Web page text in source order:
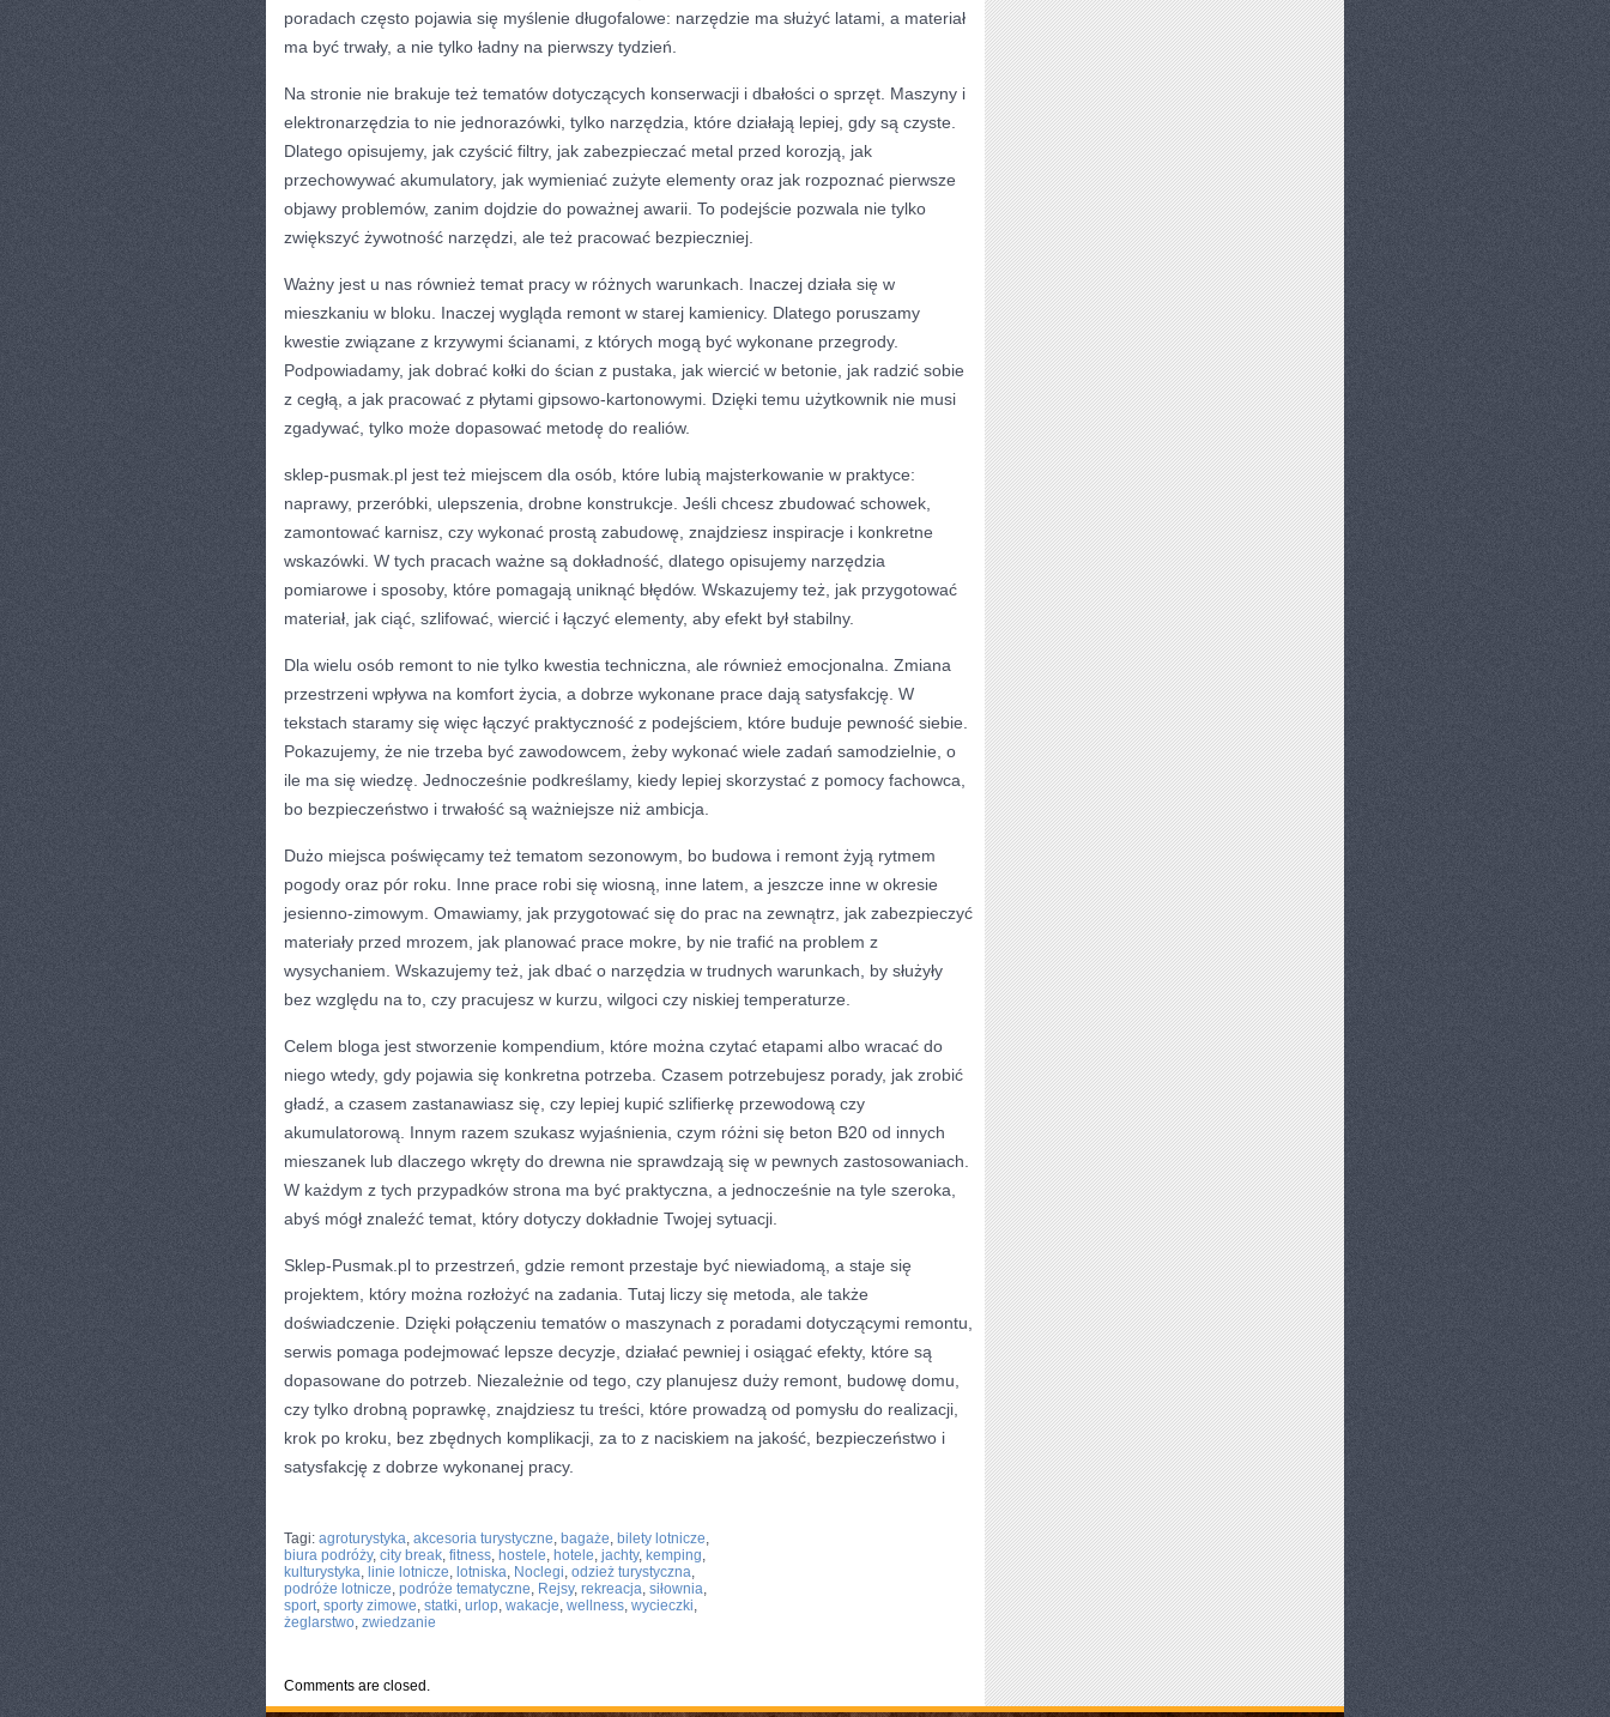
poradach często pojawia się myślenie długofalowe: narzędzie ma służyć latami, a materiał
ma być trwały, a nie tylko ładny na pierwszy tydzień.
Na stronie nie brakuje też tematów dotyczących konserwacji i dbałości o sprzęt. Maszyny i
elektronarzędzia to nie jednorazówki, tylko narzędzia, które działają lepiej, gdy są czyste.
Dlatego opisujemy, jak czyścić filtry, jak zabezpieczać metal przed korozją, jak
przechowywać akumulatory, jak wymieniać zużyte elementy oraz jak rozpoznać pierwsze
objawy problemów, zanim dojdzie do poważnej awarii. To podejście pozwala nie tylko
zwiększyć żywotność narzędzi, ale też pracować bezpieczniej.
Ważny jest u nas również temat pracy w różnych warunkach. Inaczej działa się w
mieszkaniu w bloku. Inaczej wygląda remont w starej kamienicy. Dlatego poruszamy
kwestie związane z krzywymi ścianami, z których mogą być wykonane przegrody.
Podpowiadamy, jak dobrać kołki do ścian z pustaka, jak wiercić w betonie, jak radzić sobie
z cegłą, a jak pracować z płytami gipsowo-kartonowymi. Dzięki temu użytkownik nie musi
zgadywać, tylko może dopasować metodę do realiów.
sklep-pusmak.pl jest też miejscem dla osób, które lubią majsterkowanie w praktyce:
naprawy, przeróbki, ulepszenia, drobne konstrukcje. Jeśli chcesz zbudować schowek,
zamontować karnisz, czy wykonać prostą zabudowę, znajdziesz inspiracje i konkretne
wskazówki. W tych pracach ważne są dokładność, dlatego opisujemy narzędzia
pomiarowe i sposoby, które pomagają uniknąć błędów. Wskazujemy też, jak przygotować
materiał, jak ciąć, szlifować, wiercić i łączyć elementy, aby efekt był stabilny.
Dla wielu osób remont to nie tylko kwestia techniczna, ale również emocjonalna. Zmiana
przestrzeni wpływa na komfort życia, a dobrze wykonane prace dają satysfakcję. W
tekstach staramy się więc łączyć praktyczność z podejściem, które buduje pewność siebie.
Pokazujemy, że nie trzeba być zawodowcem, żeby wykonać wiele zadań samodzielnie, o
ile ma się wiedzę. Jednocześnie podkreślamy, kiedy lepiej skorzystać z pomocy fachowca,
bo bezpieczeństwo i trwałość są ważniejsze niż ambicja.
Dużo miejsca poświęcamy też tematom sezonowym, bo budowa i remont żyją rytmem
pogody oraz pór roku. Inne prace robi się wiosną, inne latem, a jeszcze inne w okresie
jesienno-zimowym. Omawiamy, jak przygotować się do prac na zewnątrz, jak zabezpieczyć
materiały przed mrozem, jak planować prace mokre, by nie trafić na problem z
wysychaniem. Wskazujemy też, jak dbać o narzędzia w trudnych warunkach, by służyły
bez względu na to, czy pracujesz w kurzu, wilgoci czy niskiej temperaturze.
Celem bloga jest stworzenie kompendium, które można czytać etapami albo wracać do
niego wtedy, gdy pojawia się konkretna potrzeba. Czasem potrzebujesz porady, jak zrobić
gładź, a czasem zastanawiasz się, czy lepiej kupić szlifierkę przewodową czy
akumulatorową. Innym razem szukasz wyjaśnienia, czym różni się beton B20 od innych
mieszanek lub dlaczego wkręty do drewna nie sprawdzają się w pewnych zastosowaniach.
W każdym z tych przypadków strona ma być praktyczna, a jednocześnie na tyle szeroka,
abyś mógł znaleźć temat, który dotyczy dokładnie Twojej sytuacji.
Sklep-Pusmak.pl to przestrzeń, gdzie remont przestaje być niewiadomą, a staje się
projektem, który można rozłożyć na zadania. Tutaj liczy się metoda, ale także
doświadczenie. Dzięki połączeniu tematów o maszynach z poradami dotyczącymi remontu,
serwis pomaga podejmować lepsze decyzje, działać pewniej i osiągać efekty, które są
dopasowane do potrzeb. Niezależnie od tego, czy planujesz duży remont, budowę domu,
czy tylko drobną poprawkę, znajdziesz tu treści, które prowadzą od pomysłu do realizacji,
krok po kroku, bez zbędnych komplikacji, za to z naciskiem na jakość, bezpieczeństwo i
satysfakcję z dobrze wykonanej pracy.
Tagi: agroturystyka, akcesoria turystyczne, bagaże, bilety lotnicze,
biura podróży, city break, fitness, hostele, hotele, jachty, kemping,
kulturystyka, linie lotnicze, lotniska, Noclegi, odzież turystyczna,
podróże lotnicze, podróże tematyczne, Rejsy, rekreacja, siłownia,
sport, sporty zimowe, statki, urlop, wakacje, wellness, wycieczki,
żeglarstwo, zwiedzanie
Comments are closed.